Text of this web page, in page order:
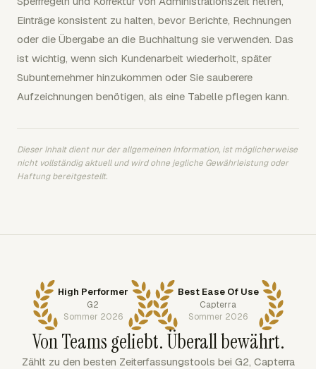
Einträge konsistent zu halten, bevor Berichte, Rechnungen
oder die Übergabe an die Buchhaltung sie verwenden. Das
ist wichtig, wenn sich Kundenarbeit wiederholt, später
Subunternehmer hinzukommen oder Sie sauberere
Aufzeichnungen benötigen, als eine Tabelle pflegen kann.
Dieser Inhalt dient nur der allgemeinen Information, ist möglicherweise
nicht vollständig aktuell und wird ohne jegliche Gewährleistung oder
Haftung bereitgestellt.
High Performer
G2
Sommer 2026
Best Ease Of Use
Capterra
Sommer 2026
Von Teams geliebt. Überall bewährt.
Zählt zu den besten Zeiterfassungstools bei G2, Capterra